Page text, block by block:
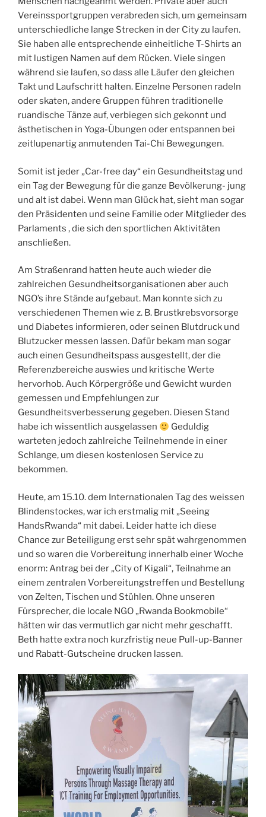
Vereinssportgruppen verabreden sich, um gemeinsam
unterschiedliche lange Strecken in der City zu laufen.
Sie haben alle entsprechende einheitliche T-Shirts an
mit lustigen Namen auf dem Rücken. Viele singen
während sie laufen, so dass alle Läufer den gleichen
Takt und Laufschritt halten. Einzelne Personen radeln
oder skaten, andere Gruppen führen traditionelle
ruandische Tänze auf, verbiegen sich gekonnt und
ästhetischen in Yoga-Übungen oder entspannen bei
zeitlupenartig anmutenden Tai-Chi Bewegungen.
Somit ist jeder „Car-free day“ ein Gesundheitstag und
ein Tag der Bewegung für die ganze Bevölkerung- jung
und alt ist dabei. Wenn man Glück hat, sieht man sogar
den Präsidenten und seine Familie oder Mitglieder des
Parlaments , die sich den sportlichen Aktivitäten
anschließen.
Am Straßenrand hatten heute auch wieder die
zahlreichen Gesundheitsorganisationen aber auch
NGO’s ihre Stände aufgebaut. Man konnte sich zu
verschiedenen Themen wie z. B. Brustkrebsvorsorge
und Diabetes informieren, oder seinen Blutdruck und
Blutzucker messen lassen. Dafür bekam man sogar
auch einen Gesundheitspass ausgestellt, der die
Referenzbereiche auswies und kritische Werte
hervorhob. Auch Körpergröße und Gewicht wurden
gemessen und Empfehlungen zur
Gesundheitsverbesserung gegeben. Diesen Stand
habe ich wissentlich ausgelassen
Geduldig
warteten jedoch zahlreiche Teilnehmende in einer
Schlange, um diesen kostenlosen Service zu
bekommen.
Heute, am 15.10. dem Internationalen Tag des weissen
Blindenstockes, war ich erstmalig mit „Seeing
HandsRwanda“ mit dabei. Leider hatte ich diese
Chance zur Beteiligung erst sehr spät wahrgenommen
und so waren die Vorbereitung innerhalb einer Woche
enorm: Antrag bei der „City of Kigali“, Teilnahme an
einem zentralen Vorbereitungstreffen und Bestellung
von Zelten, Tischen und Stühlen. Ohne unseren
Fürsprecher, die locale NGO „Rwanda Bookmobile“
hätten wir das vermutlich gar nicht mehr geschafft.
Beth hatte extra noch kurzfristig neue Pull-up-Banner
und Rabatt-Gutscheine drucken lassen.